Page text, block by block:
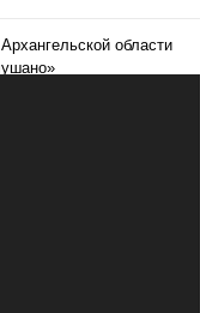
области